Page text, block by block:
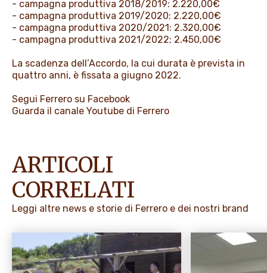
- campagna produttiva 2018/2019: 2.220,00€
- campagna produttiva 2019/2020: 2.220,00€
- campagna produttiva 2020/2021: 2.320,00€
- campagna produttiva 2021/2022; 2.450,00€
La scadenza dell’Accordo, la cui durata è prevista in
quattro anni, è fissata a giugno 2022.
Segui Ferrero su Facebook
Guarda il canale Youtube di Ferrero
ARTICOLI
CORRELATI
Leggi altre news e storie di Ferrero e dei nostri brand